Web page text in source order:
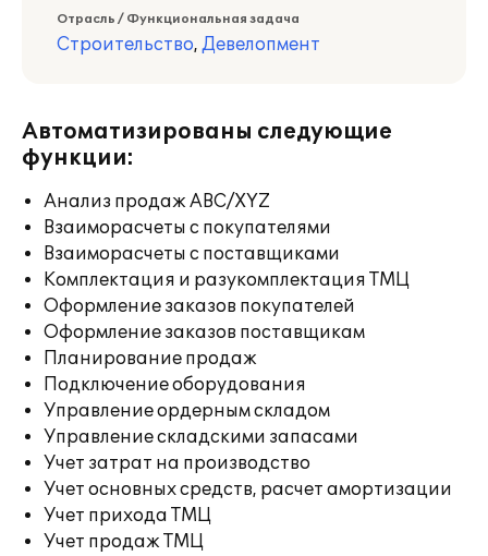
Отрасль / Функциональная задача
Строительство, Девелопмент
Автоматизированы следующие
функции:
Анализ продаж ABC/XYZ
Взаиморасчеты с покупателями
Взаиморасчеты с поставщиками
Комплектация и разукомплектация ТМЦ
Оформление заказов покупателей
Оформление заказов поставщикам
Планирование продаж
Подключение оборудования
Управление ордерным складом
Управление складскими запасами
Учет затрат на производство
Учет основных средств, расчет амортизации
Учет прихода ТМЦ
Учет продаж ТМЦ